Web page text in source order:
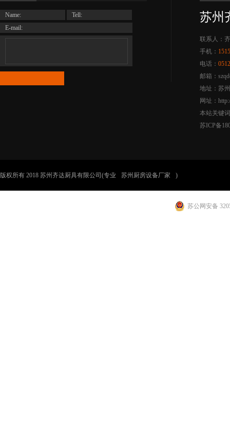
Name:
Tell:
E-mail:
苏州
联系人：
手机：
电话：
邮箱：
地址：苏
网址：
本站关键
苏ICP备
版权所有 2018 苏州齐达厨具有限公司(专业 苏州厨房设备厂家 )
苏公网安备